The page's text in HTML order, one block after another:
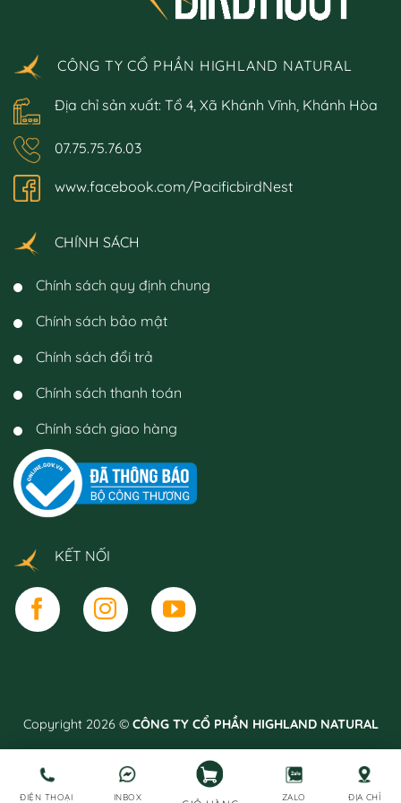
trang
phẩm
được
chọn
trang
phẩm
CÔNG TY CỔ PHẦN HIGHLAND NATURAL
Địa chỉ sản xuất: Tổ 4, Xã Khánh Vĩnh, Khánh Hòa
07.75.75.76.03
www.facebook.com/PacificbirdNest
CHÍNH SÁCH
Chính sách quy định chung
Chính sách bảo mật
Chính sách đổi trả
Chính sách thanh toán
Chính sách giao hàng
KẾT NỐI
ĐIỆN THOẠI INBOX ZALO ĐỊA CHỈ
Copyright 2026 © CÔNG TY CỔ PHẦN HIGHLAND NATURAL